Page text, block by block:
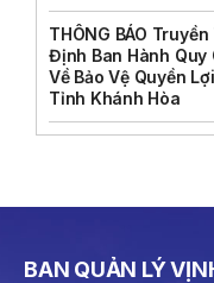
THÔNG BÁO
Định Ban Hành Quy
Về Bảo Vệ Quyền
Tỉnh Khánh Hòa
BAN QUẢN LÝ